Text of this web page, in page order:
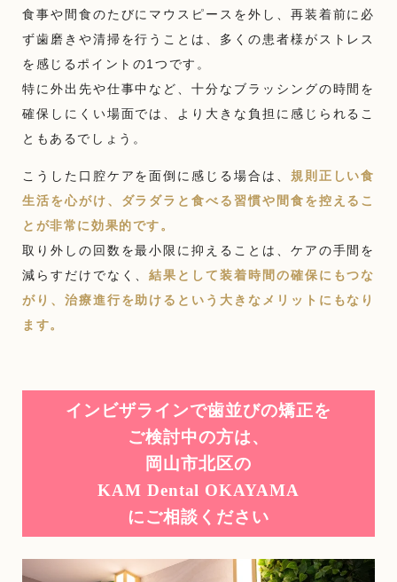
食事や間食のたびにマウスピースを外し、再装着前に必
ず歯磨きや清掃を行うことは、多くの患者様がストレス
を感じるポイントの1つです。
特に外出先や仕事中など、十分なブラッシングの時間を
確保しにくい場面では、より大きな負担に感じられるこ
ともあるでしょう。
こうした口腔ケアを面倒に感じる場合は、 規則正しい食
生活を心がけ、ダラダラと食べる習慣や間食を控えるこ
とが非常に効果的です。
取り外しの回数を最小限に抑えることは、ケアの手間を
減らすだけでなく、結果として装着時間の確保にもつな
がり、治療進行を助けるという大きなメリットにもなり
ます。
インビザラインで歯並びの矯正を
ご検討中の方は、
岡山市北区の
KAM Dental OKAYAMA
にご相談ください